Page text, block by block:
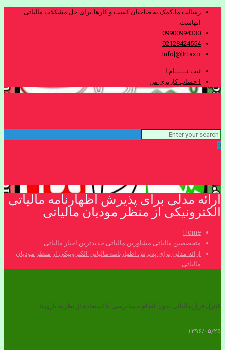
رسالت ما،کمک به صاحبان کسب و کارها،برای حل مشکلات مالیاتی
آنهاست.
09900994330
02128424554
Info[@]IrTax.ir
ثبت نــــــام ا
ا حساب کاربری من
0
ارائه مدلی برای پذیرش اظهارنامه مالیاتی
الکترونیکی از منظر مودیان مالیاتی
Home
متخصصین مالیاتی مشاورین مالیاتی جدیدترین اخبار مالیاتی
ارائه مدلی برای پذیرش اظهارنامه مالیاتی الکترونیکی از منظر مودیان
مالیاتی
کنترل فرار مالیاتی بدون انجام حسابرسی با استفاده از نظریه بازی‌ها
۱۳۹۶/۰۵/۲۵